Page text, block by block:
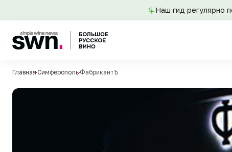
Наш гид регулярно
Главная Симферополь ФабрикантЪ